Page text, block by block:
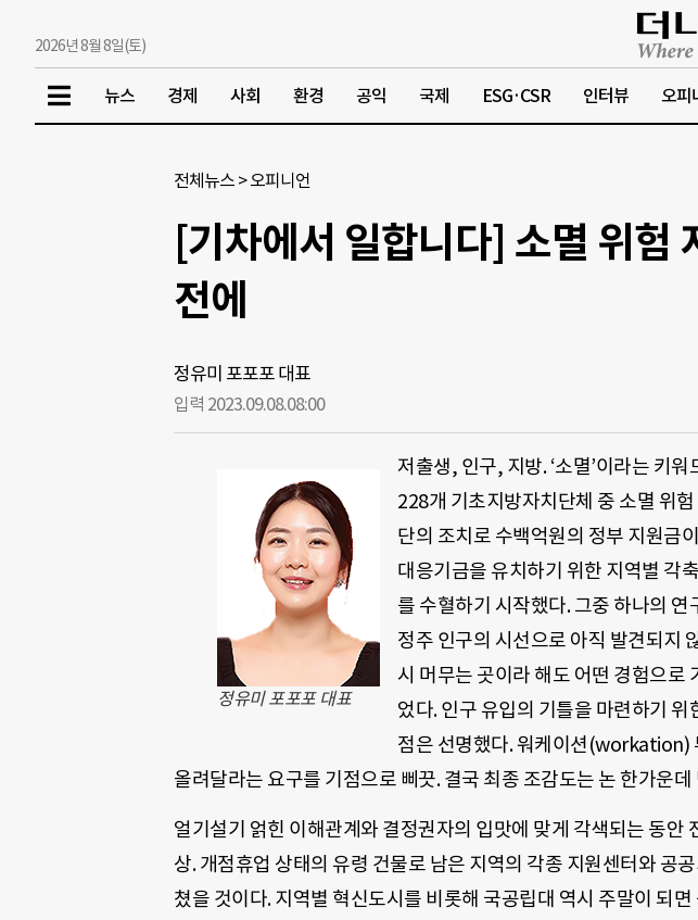
2026년 8월 8일(토)
뉴스 경제 사회 환경 공익 국제 ESG·CSR 인터뷰 오피
전체뉴스 >오피니언
[기차에서 일합니다] 소멸 위험
전에
정유미 포포포 대표
입력 2023.09.08.08:00
정유미 포포포 대표
저출생, 인구, 지방. ‘소멸’이라는 키
228개 기초지방자치단체 중 소멸 위
단의 조치로 수백억원의 정부 지원금
대응기금을 유치하기 위한 지역별 각
를 수혈하기 시작했다. 그중 하나의 연
정주 인구의 시선으로 아직 발견되지
시 머무는 곳이라 해도 어떤 경험으로
었다. 인구 유입의 기틀을 마련하기
점은 선명했다. 워케이션(workation)
올려달라는 요구를 기점으로 삐끗. 결국 최종 조감도는 논 한가운
얼기설기 얽힌 이해관계와 결정권자의 입맛에 맞게 각색되는 동안
상. 개점휴업 상태의 유령 건물로 남은 지역의 각종 지원센터와 공
쳤을 것이다. 지역별 혁신도시를 비롯해 국공립대 역시 주말이 되